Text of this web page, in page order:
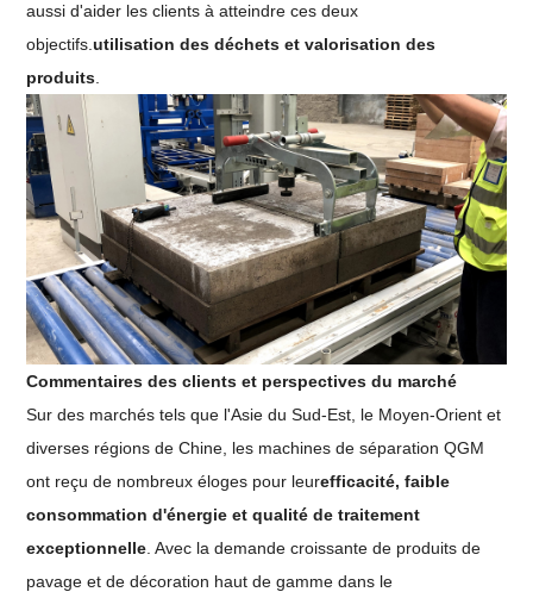
aussi d'aider les clients à atteindre ces deux
objectifs.utilisation des déchets et valorisation des
produits
Commentaires des clients et perspectives du marché
Sur des marchés tels que l'Asie du Sud-Est, le Moyen-Orient et
diverses régions de Chine, les machines de séparation QGM
ont reçu de nombreux éloges pour leurefficacité, faible
consommation d'énergie et qualité de traitement
exceptionnelle . Avec la demande croissante de produits de
pavage et de décoration haut de gamme dans le